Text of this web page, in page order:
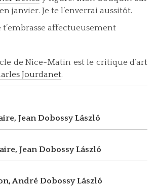
janvier. Je te l’enverrai aussitôt.
t’embrasse affectueusement
de Nice-Matin est le critique d’art
Jourdanet.
JeanDobossy László
JeanDobossy László
André Dobossy László